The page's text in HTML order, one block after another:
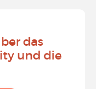
das
und die